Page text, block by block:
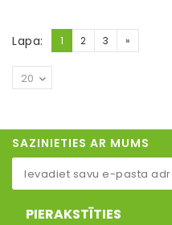
Lapa: 1 2 3 »
20
SAZINIETIES AR MUMS
PIERAKSTĪTIES